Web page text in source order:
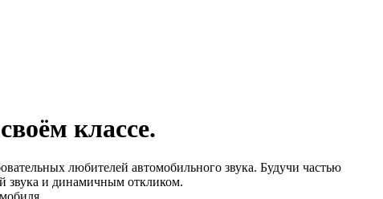
классе.
любителей автомобильного звука. Будучи частью
звука и динамичным откликом.